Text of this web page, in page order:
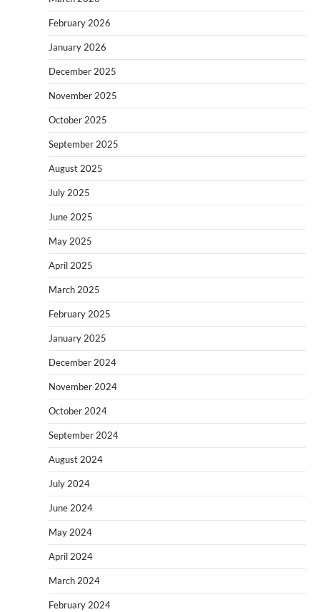
February 2026
January 2026
December 2025
November 2025
October 2025
September 2025
August 2025
July 2025
June 2025
May 2025
April 2025
March 2025
February 2025
January 2025
December 2024
November 2024
October 2024
September 2024
August 2024
July 2024
June 2024
May 2024
April 2024
March 2024
February 2024